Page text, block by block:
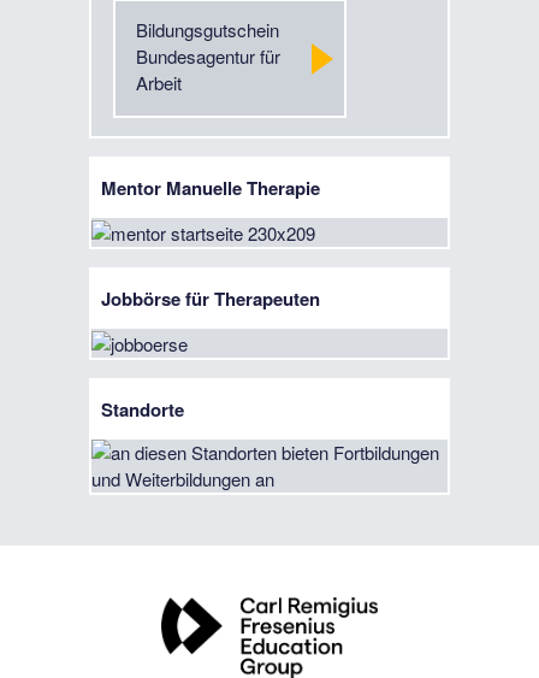
Bildungsgutschein
Bundesagentur für
Arbeit
Mentor Manuelle Therapie
Jobbörse für Therapeuten
Standorte